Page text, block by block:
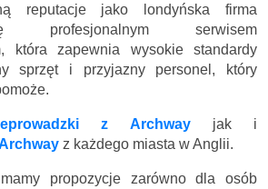
reputacje jako londyńska firma
profesjonalnym serwisem
która zapewnia wysokie standardy
sprzęt i przyjazny personel, który
z Archwayjak i
z każdego miasta w Anglii.
propozycje zarówno dla osób